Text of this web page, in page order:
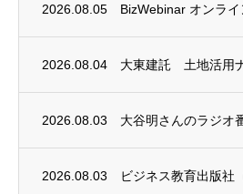
2026.08.05
2026.08.04 大東建託 土地活用
2026.08.03
2026.08.03